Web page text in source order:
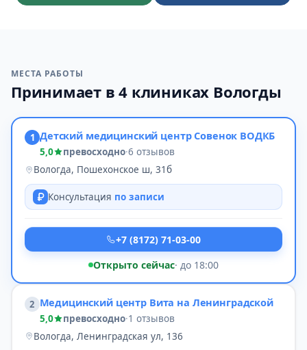
МЕСТА РАБОТЫ
Принимает в 4 клиниках Вологды
1 Детский медицинский центр Совенок ВОДКБ
5,0 превосходно·6 отзывов
Вологда, Пошехонское ш, 31б
Консультация по записи
+7 (8172) 71-03-00
Открыто сейчас· до 18:00
2 Медицинский центр Вита на Ленинградской
5,0 превосходно·1 отзывов
Вологда, Ленинградская ул, 136